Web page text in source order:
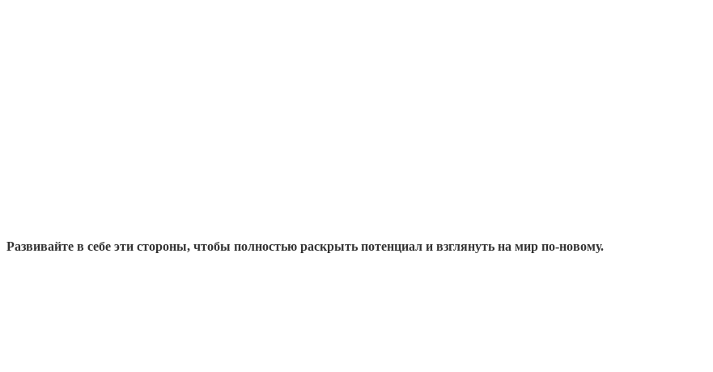
Развивайте в себе эти стороны, чтобы полностью раскрыть потенциал и взглянуть на мир по-новому.